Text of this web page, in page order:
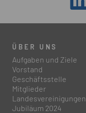
ÜBER UNS
Aufgaben und Ziele
Vorstand
Geschäftsstelle
Mitglieder
Landesvereinigungen
Jubiläum 2024